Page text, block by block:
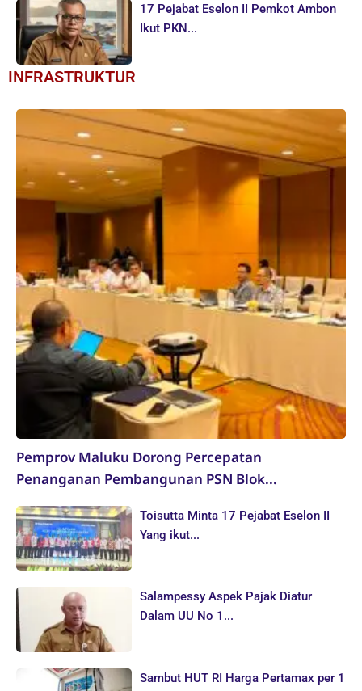
17 Pejabat Eselon II Pemkot Ambon
Ikut PKN...
INFRASTRUKTUR
Pemprov Maluku Dorong Percepatan
Penanganan Pembangunan PSN Blok...
Toisutta Minta 17 Pejabat Eselon II
Yang ikut...
Salampessy Aspek Pajak Diatur
Dalam UU No 1...
Sambut HUT RI Harga Pertamax per 1